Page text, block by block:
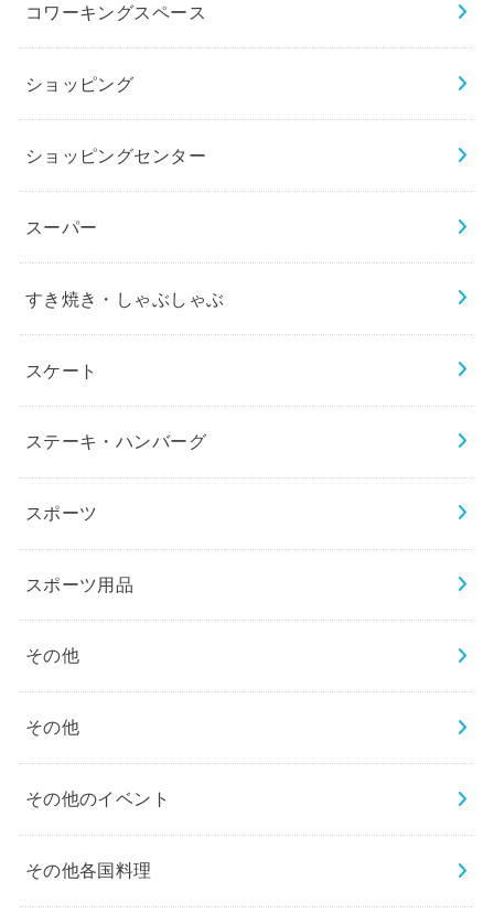
コワーキングスペース
ショッピング
ショッピングセンター
スーパー
すき焼き・しゃぶしゃぶ
スケート
ステーキ・ハンバーグ
スポーツ
スポーツ用品
その他
その他
その他のイベント
その他各国料理